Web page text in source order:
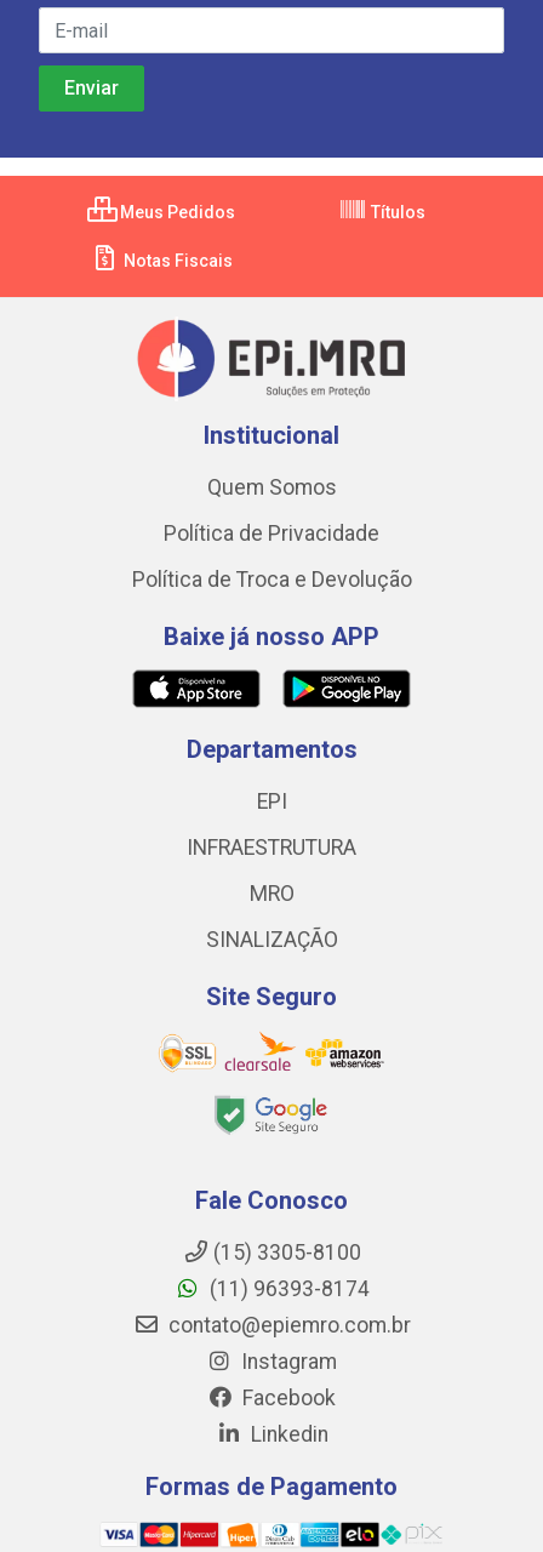
Meus Pedidos Títulos
Notas Fiscais
Institucional
Quem Somos
Política de Privacidade
Política de Troca e Devolução
Baixe já nosso APP
Departamentos
EPI
INFRAESTRUTURA
MRO
SINALIZAÇÃO
Site Seguro
Fale Conosco
(15) 3305-8100
(11) 96393-8174
contato@epiemro.com.br
Instagram
Facebook
Linkedin
Formas de Pagamento